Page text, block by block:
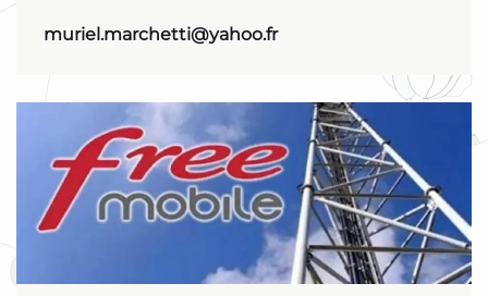
muriel.marchetti@yahoo.fr